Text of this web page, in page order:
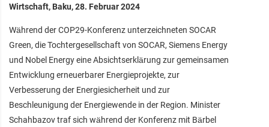
Wirtschaft, Baku, 28. Februar 2024
Während der COP29-Konferenz unterzeichneten SOCAR
Green, die Tochtergesellschaft von SOCAR, Siemens Energy
und Nobel Energy eine Absichtserklärung zur gemeinsamen
Entwicklung erneuerbarer Energieprojekte, zur
Verbesserung der Energiesicherheit und zur
Beschleunigung der Energiewende in der Region. Minister
Schahbazov traf sich während der Konferenz mit Bärbel